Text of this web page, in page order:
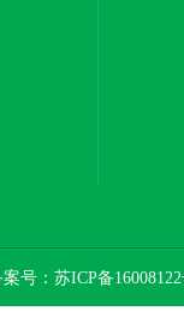
号： 苏ICP备